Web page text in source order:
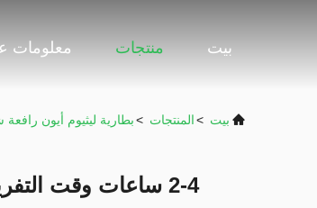
بيت منتجات معلومات
بيت >المنتجات >بطارية ليثيوم أيون رافعة
2-4 ساعات وقت